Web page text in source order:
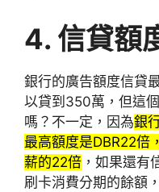
4. 信貸額
銀行的廣告額度信貸
以貸到350萬，但這
嗎？不一定，因為銀
最高額度是DBR22倍
薪的22倍 ，如果還有
刷卡消費分期的餘額